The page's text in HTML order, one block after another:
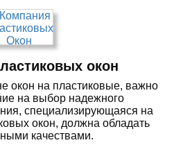
окон
окон на пластиковые, важно
на выбор надежного
специализирующаяся на
окон, должна обладать
качествами.